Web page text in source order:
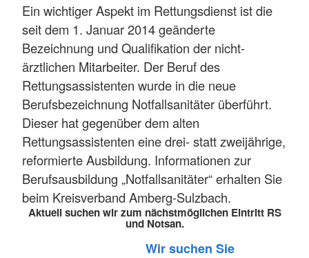
Ein wichtiger Aspekt im Rettungsdienst ist die
seit dem 1. Januar 2014 geänderte
Bezeichnung und Qualifikation der nicht-
ärztlichen Mitarbeiter. Der Beruf des
Rettungsassistenten wurde in die neue
Berufsbezeichnung Notfallsanitäter überführt.
Dieser hat gegenüber dem alten
Rettungsassistenten eine drei- statt zweijährige,
reformierte Ausbildung. Informationen zur
Berufsausbildung „Notfallsanitäter“ erhalten Sie
beim Kreisverband Amberg-Sulzbach.
Aktuell suchen wir zum nächstmöglichen Eintritt RS
und Notsan.
Wir suchen Sie